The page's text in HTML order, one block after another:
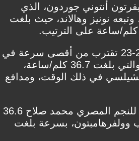
أنتوني جوردون، الذي
36.61 كلم/ساعة، وتبعه نونيز وهالاند، حيث بلغت
سرعة مودريك القصوى في موسم 2022-23 تقترب من أقصى سرعة في
موسم 2021-22 من الدوري الإنجليزي، والتي بلغت 36.7 كلم/ساعة،
تشيلسي في ذلك الوقت، ومدافع
وفي نفس الموسم، بلغت أقصى سرعة للنجم المصري محمد صلاح 36.6
وولفرهامبتون، بسرعة بلغت